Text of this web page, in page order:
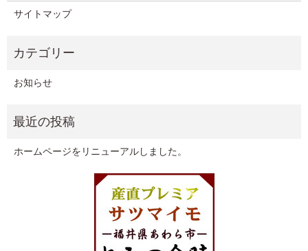
サイトマップ
お知らせ
ホームページをリニューアルしました。